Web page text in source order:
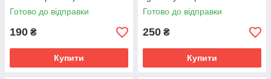
Готово до відправки
190 ₴
Купити
Готово до відправки
250 ₴
Купити